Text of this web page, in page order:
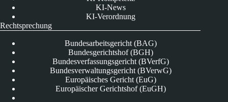
KI-News
KI-Verordnung
Rechtsprechung
Bundesarbeitsgericht (BAG)
Bundesgerichtshof (BGH)
Bundesverfassungsgericht (BVerfG)
Bundesverwaltungsgericht (BVerwG)
Europäisches Gericht (EuG)
Europäischer Gerichtshof (EuGH)